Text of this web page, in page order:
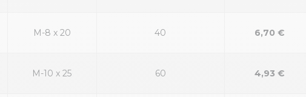
M-8 x 20 40 6,70 €
M-10 x 25 60 4,93 €